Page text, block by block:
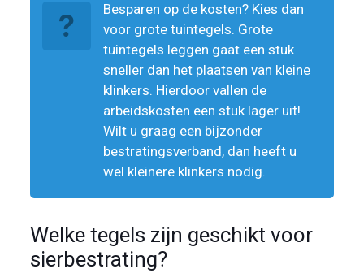
Besparen op de kosten? Kies dan
voor grote tuintegels. Grote
tuintegels leggen gaat een stuk
sneller dan het plaatsen van kleine
klinkers. Hierdoor vallen de
arbeidskosten een stuk lager uit!
Wilt u graag een bijzonder
bestratingsverband, dan heeft u
wel kleinere klinkers nodig.
Welke tegels zijn geschikt voor
sierbestrating?